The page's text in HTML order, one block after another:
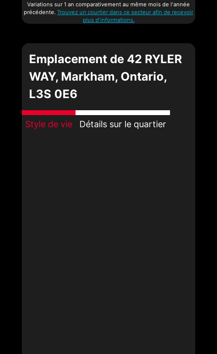
Variations sur 1 an comparativement au même mois de l'année
précédente. Trouvez un courtier dans ce secteur afin de recevoir
plus d'informations.
Emplacement de 42 RYLER
WAY, Markham, Ontario,
L3S 0E6
Style de vie Détails sur le quartier